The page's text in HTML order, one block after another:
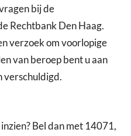
bij de
Rechtbank Den Haag.
verzoek om voorlopige
van beroep bent u aan
Bel dan met 14071,